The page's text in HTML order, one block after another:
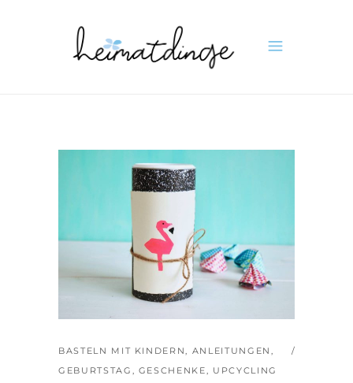
BASTELN MIT KINDERN, ANLEITUNGEN ,
GEBURTSTAG , GESCHENKE, UPCYCLING